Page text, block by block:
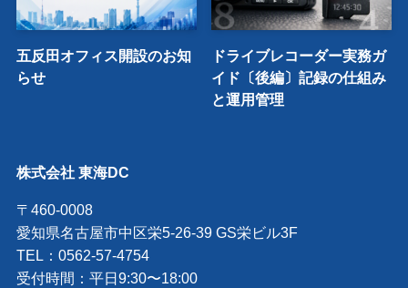
五反田オフィス開設のお知
らせ
ドライブレコーダー実務ガ
イド〔後編〕記録の仕組み
と運用管理
株式会社 東海DC
〒460-0008
愛知県名古屋市中区栄5-26-39 GS栄ビル3F
TEL：0562-57-4754
受付時間：平日9:30〜18:00